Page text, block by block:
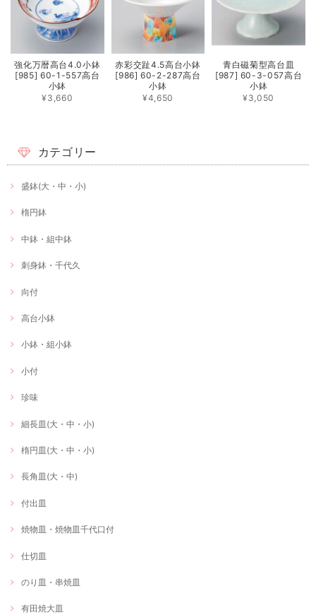
強化万暦高台4.0小鉢
[985] 60-1-557高台
小鉢
¥3,660
赤彩交趾4.5高台小鉢
[986] 60-2-287高台
小鉢
¥4,650
青白磁菊型高台皿
[987] 60-3-057高台
小鉢
¥3,050
カテゴリー
盛鉢(大・中・小)
楕円鉢
中鉢・組中鉢
刺身鉢・千代久
向付
高台小鉢
小鉢・組小鉢
小付
珍味
細長皿(大・中・小)
楕円皿(大・中・小)
長角皿(大・中)
付出皿
焼物皿・焼物皿千代口付
仕切皿
のり皿・串焼皿
有田焼大皿